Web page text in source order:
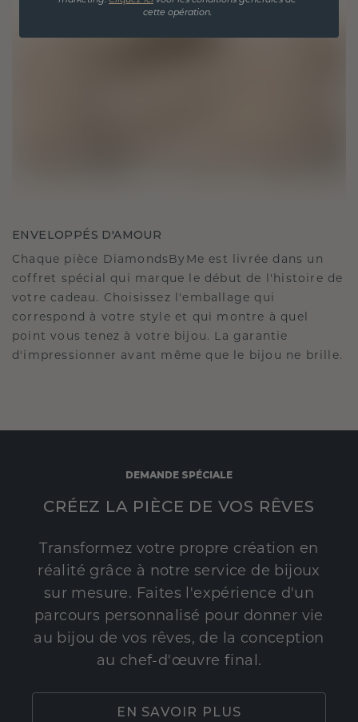
ENVELOPPÉS D'AMOUR
Chaque pièce DiamondsByMe est livrée dans un
coffret spécial qui marque le début de l'histoire de
votre cadeau. Choisissez l'emballage qui
correspond à votre style et qui montre à quel
point vous tenez à votre bijou. La garantie
d'impressionner avant même que le bijou ne brille.
DEMANDE SPÉCIALE
CRÉEZ LA PIÈCE DE VOS RÊVES
Transformez votre propre création en
réalité grâce à notre service de bijoux
sur mesure. Faites l'expérience d'un
parcours personnalisé pour donner vie
au bijou de vos rêves, de la conception
au chef-d'œuvre final.
EN SAVOIR PLUS
cette opération.